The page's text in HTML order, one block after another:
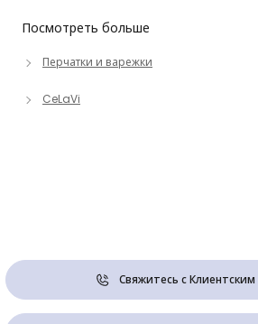
Посмотреть больше
Перчатки и варежки
CeLaVi
Свяжитесь с